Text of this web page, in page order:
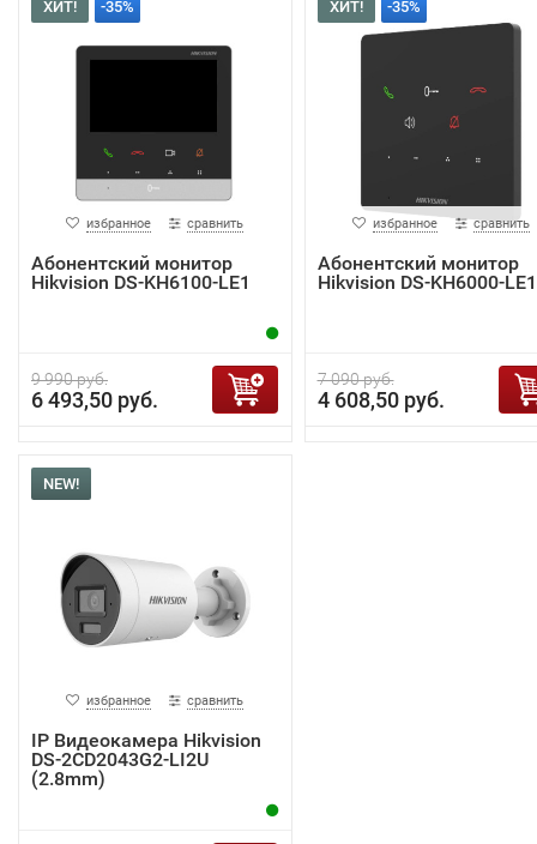
ХИТ! -35%
избранное сравнить
Абонентский монитор
Hikvision DS-KH6100-LE1
9 990 руб.
6 493,50 руб.
ХИТ! -35%
избранное сравнить
Абонентский монитор
Hikvision DS-KH6000-LE1
7 090 руб.
4 608,50 руб.
NEW!
избранное сравнить
IP Видеокамера Hikvision
DS-2CD2043G2-LI2U
(2.8mm)